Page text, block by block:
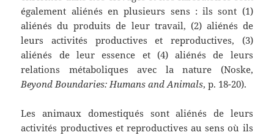
également aliénés en plusieurs sens : ils sont (1)
aliénés du produits de leur travail, (2) aliénés de
leurs activités productives et reproductives, (3)
aliénés de leur essence et (4) aliénés de leurs
relations métaboliques avec la nature (Noske,
Beyond Boundaries: Humans and Animals, p. 18-20).
Les animaux domestiqués sont aliénés de leurs
activités productives et reproductives au sens où ils